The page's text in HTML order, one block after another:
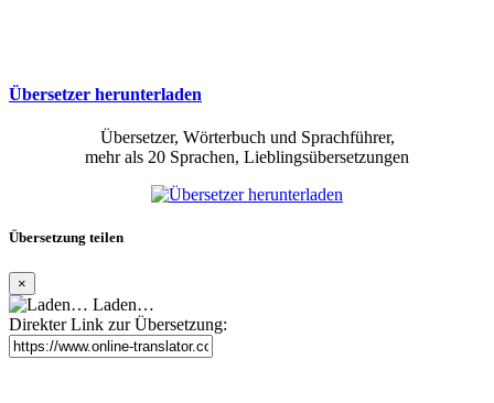
Übersetzer herunterladen
Übersetzer, Wörterbuch und Sprachführer,
mehr als 20 Sprachen, Lieblingsübersetzungen
Übersetzung teilen
×
Laden…
Direkter Link zur Übersetzung: